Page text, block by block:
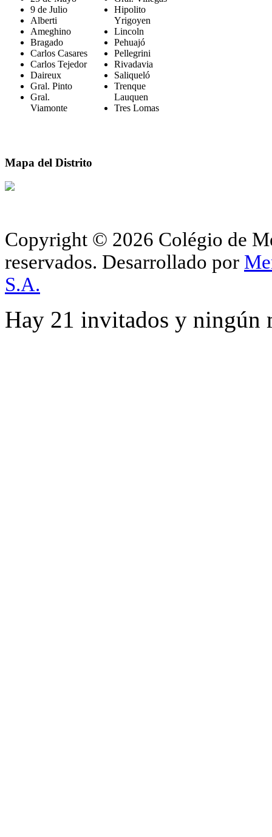
9 de Julio
Alberti
Ameghino
Bragado
Carlos Casares
Carlos Tejedor
Daireux
Gral. Pinto
Gral.
Viamonte
Hipolito
Yrigoyen
Lincoln
Pehuajó
Pellegrini
Rivadavia
Saliqueló
Trenque
Lauquen
Tres Lomas
Mapa del Distrito
Copyright © 2026 Colégio de
reservados. Desarrollado por
S.A.
Hay 21 invitados y ningún